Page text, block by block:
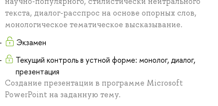
текста, диалог-расспрос на основе опорных слов,
монологическое тематическое высказывание.
Экзамен
Текущий контроль в устной форме: монолог, диалог,
презентация
Создание презентации в программе Microsoft
PowerPoint на заданную тему.